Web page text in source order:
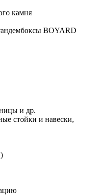
камня
BOYARD
и др.
стойки и навески,